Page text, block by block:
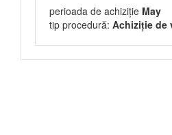
perioada de achiziție May
tip procedură: Achiziție de